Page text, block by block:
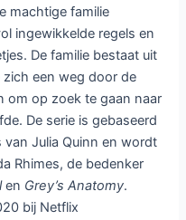
machtige familie
ingewikkelde regels en
De familie bestaat uit
een weg door de
om op zoek te gaan naar
De serie is gebaseerd
Julia Quinn en wordt
Rhimes, de bedenker
en Grey’s Anatomy.
bij Netflix